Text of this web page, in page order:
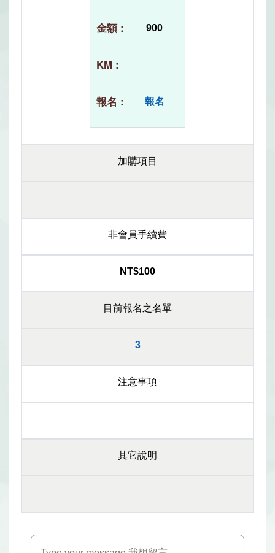
900
報名
加購項目
非會員手續費
NT$100
目前報名之名單
3
注意事項
其它說明